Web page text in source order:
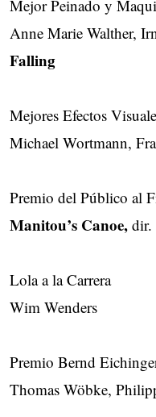
Mejor Peinado y
Anne Marie Walther,
Falling
Mejores Efectos
Michael Wortmann,
Premio del Público al
Manitou’s Canoe, dir.
Lola a la Carrera
Wim Wenders
Premio Bernd
Thomas Wöbke,